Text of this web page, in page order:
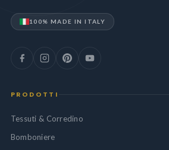
100% MADE IN ITALY
PRODOTTI
Tessuti & Corredino
Bomboniere